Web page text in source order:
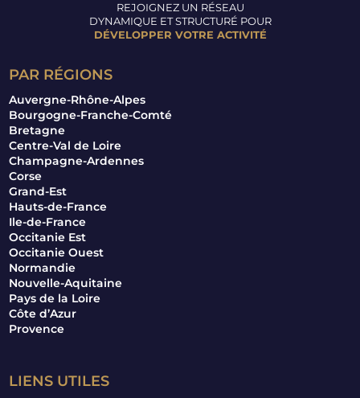
REJOIGNEZ UN RÉSEAU
DYNAMIQUE ET STRUCTURÉ POUR
DÉVELOPPER VOTRE ACTIVITÉ
PAR RÉGIONS
Auvergne-Rhône-Alpes
Bourgogne-Franche-Comté
Bretagne
Centre-Val de Loire
Champagne-Ardennes
Corse
Grand-Est
Hauts-de-France
Ile-de-France
Occitanie Est
Occitanie Ouest
Normandie
Nouvelle-Aquitaine
Pays de la Loire
Côte d’Azur
Provence
LIENS UTILES